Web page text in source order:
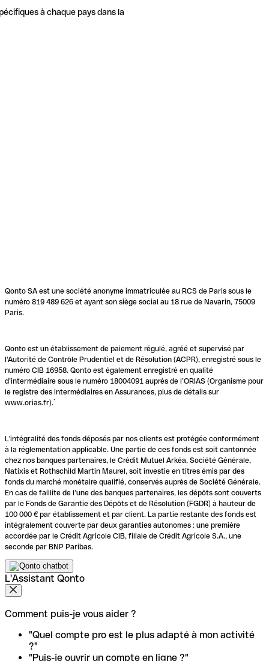
à chaque pays dans la
Qonto SA est une société anonyme immatriculée au RCS de Paris sous le
numéro 819 489 626 et ayant son siège social au 18 rue de Navarin, 75009
Paris.
Qonto est un établissement de paiement régulé, agréé et supervisé par
l'Autorité de Contrôle Prudentiel et de Résolution (ACPR), enregistré sous le
numéro CIB 16958. Qonto est également enregistré en qualité
d’intermédiaire sous le numéro 18004091 auprès de l’ORIAS (Organisme pour
le registre des intermédiaires en Assurances, plus de détails sur
www.orias.fr).`
L'intégralité des fonds déposés par nos clients est protégée conformément
à la réglementation applicable. Une partie de ces fonds est soit cantonnée
chez nos banques partenaires, le Crédit Mutuel Arkéa, Société Générale,
Natixis et Rothschild Martin Maurel, soit investie en titres émis par des
fonds du marché monétaire qualifié, conservés auprès de Société Générale.
En cas de faillite de l’une des banques partenaires, les dépôts sont couverts
par le Fonds de Garantie des Dépôts et de Résolution (FGDR) à hauteur de
100 000 € par établissement et par client. La partie restante des fonds est
intégralement couverte par deux garanties autonomes : une première
accordée par le Crédit Agricole CIB, filiale de Crédit Agricole S.A., une
seconde par BNP Paribas.
L'Assistant Qonto
Comment puis-je vous aider ?
"Quel compte pro est le plus adapté à mon activité
?"
"Puis-je ouvrir un compte en ligne ?"